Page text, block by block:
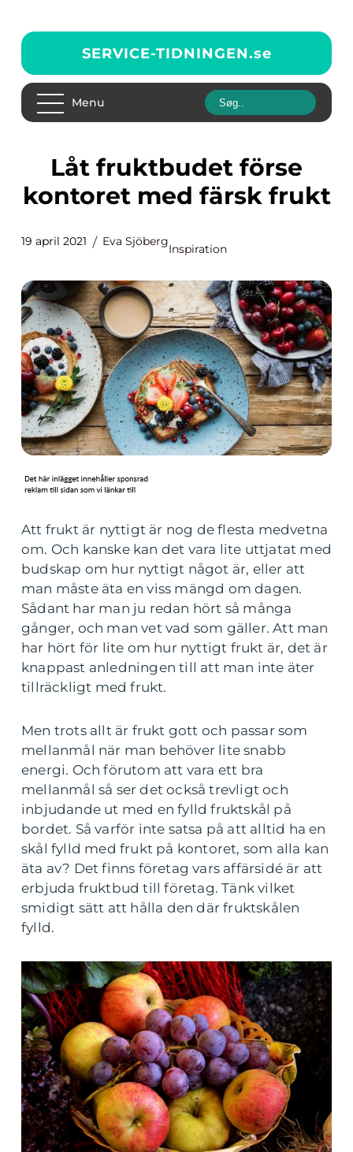
SERVICE-TIDNINGEN.se
Menu
Låt fruktbudet förse
kontoret med färsk frukt
19 april 2021 Eva Sjöberg
Inspiration
Att frukt är nyttigt är nog de flesta medvetna
om. Och kanske kan det vara lite uttjatat med
budskap om hur nyttigt något är, eller att
man måste äta en viss mängd om dagen.
Sådant har man ju redan hört så många
gånger, och man vet vad som gäller. Att man
har hört för lite om hur nyttigt frukt är, det är
knappast anledningen till att man inte äter
tillräckligt med frukt.
Men trots allt är frukt gott och passar som
mellanmål när man behöver lite snabb
energi. Och förutom att vara ett bra
mellanmål så ser det också trevligt och
inbjudande ut med en fylld fruktskål på
bordet. Så varför inte satsa på att alltid ha en
skål fylld med frukt på kontoret, som alla kan
äta av? Det finns företag vars affärsidé är att
erbjuda fruktbud till företag. Tänk vilket
smidigt sätt att hålla den där fruktskålen
fylld.